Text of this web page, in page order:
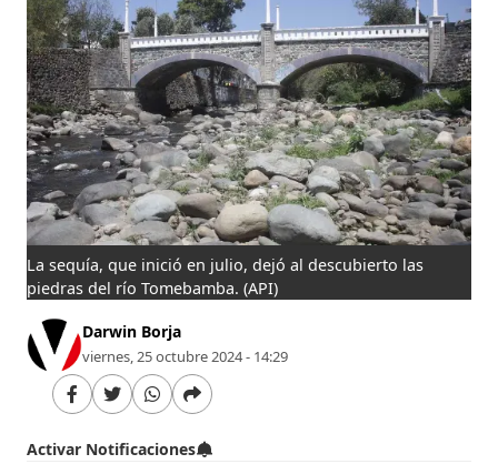
La sequía, que inició en julio, dejó al descubierto las
piedras del río Tomebamba. (API)
Darwin Borja
viernes, 25 octubre 2024 - 14:29
Activar Notificaciones